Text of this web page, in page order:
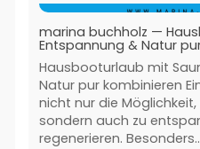
marina buchholz —
Entspannung & Natur
Hausbooturlaub mit
Natur pur kombinieren
nicht nur die
sondern auch zu
regenerieren.